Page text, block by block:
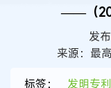
——（
发
来源：最
标签：
发明专利